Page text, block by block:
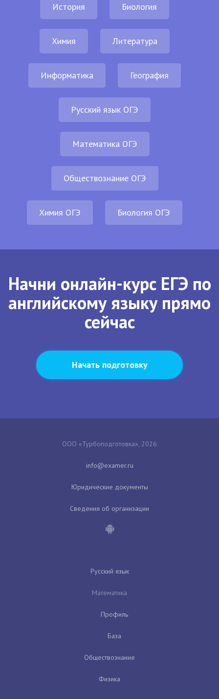
История Биология
Химия Литература
Информатика География
Русский язык ОГЭ
Математика ОГЭ
Обществознание ОГЭ
Химия ОГЭ Биология ОГЭ
Начни онлайн-курс ЕГЭ по
английскому языку прямо
сейчас
Начать подготовку
ООО «Турбоподготовка», 2026
Юридические документы
Сведения об организации
Русский язык
Математика
Профиль
База
Обществознание
Физика